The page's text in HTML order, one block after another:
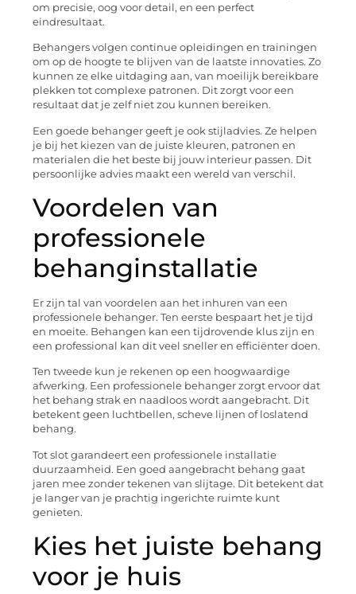
om precisie, oog voor detail, en een perfect
eindresultaat.
Behangers volgen continue opleidingen en trainingen
om op de hoogte te blijven van de laatste innovaties. Zo
kunnen ze elke uitdaging aan, van moeilijk bereikbare
plekken tot complexe patronen. Dit zorgt voor een
resultaat dat je zelf niet zou kunnen bereiken.
Een goede behanger geeft je ook stijladvies. Ze helpen
je bij het kiezen van de juiste kleuren, patronen en
materialen die het beste bij jouw interieur passen. Dit
persoonlijke advies maakt een wereld van verschil.
Voordelen van
professionele
behanginstallatie
Er zijn tal van voordelen aan het inhuren van een
professionele behanger. Ten eerste bespaart het je tijd
en moeite. Behangen kan een tijdrovende klus zijn en
een professional kan dit veel sneller en efficiënter doen.
Ten tweede kun je rekenen op een hoogwaardige
afwerking. Een professionele behanger zorgt ervoor dat
het behang strak en naadloos wordt aangebracht. Dit
betekent geen luchtbellen, scheve lijnen of loslatend
behang.
Tot slot garandeert een professionele installatie
duurzaamheid. Een goed aangebracht behang gaat
jaren mee zonder tekenen van slijtage. Dit betekent dat
je langer van je prachtig ingerichte ruimte kunt
genieten.
Kies het juiste behang
voor je huis